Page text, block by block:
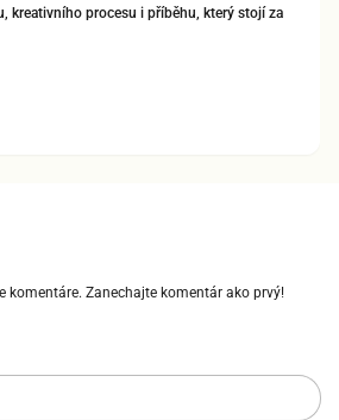
kreativního procesu i příběhu, který stojí za
komentáre. Zanechajte komentár ako prvý!